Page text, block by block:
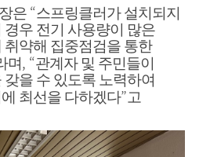
은 “스프링클러가 설치되지
우 전기 사용량이 많은
취약해 집중점검을 통한
며, “관계자 및 주민들이
을 수 있도록 노력하여
최선을 다하겠다”고